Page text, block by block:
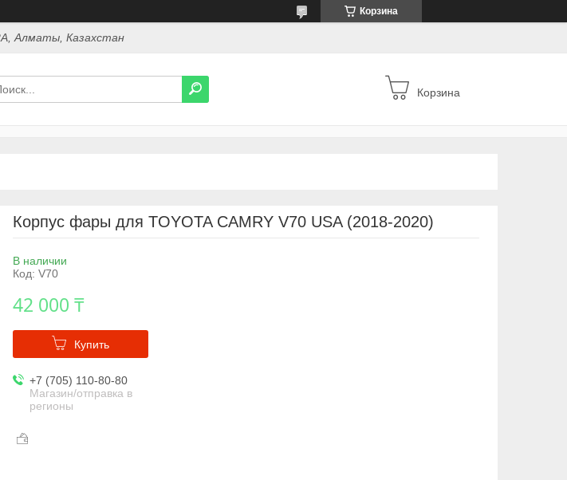
Корзина
Алматы, Казахстан
Корзина
Корпус фары для TOYOTA CAMRY V70 USA (2018-2020)
В наличии
Код: V70
42 000 ₸
Купить
+7 (705) 110-80-80
Магазин/отправка в
регионы